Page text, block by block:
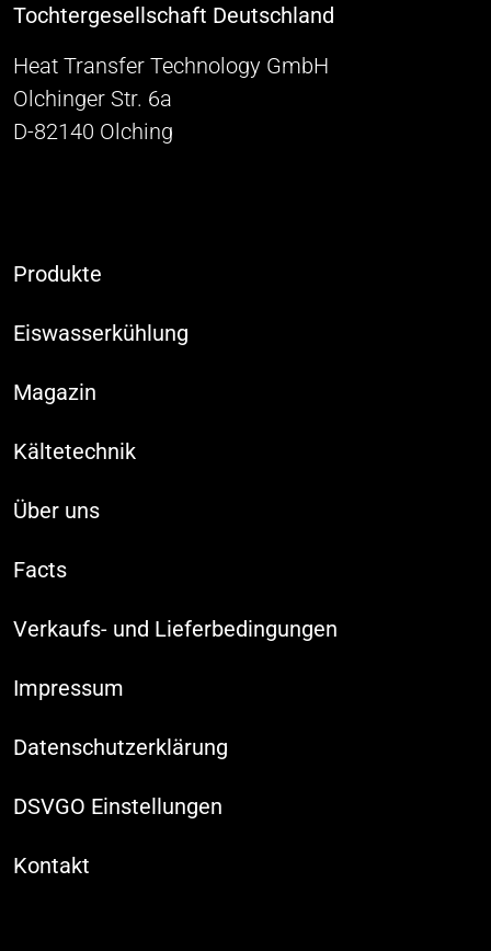
Tochtergesellschaft Deutschland
Heat Transfer Technology GmbH
Olchinger Str. 6a
D-82140 Olching
Produkte
Eiswasserkühlung
Magazin
Kältetechnik
Über uns
Facts
Verkaufs- und Lieferbedingungen
Impressum
Datenschutzerklärung
DSVGO Einstellungen
Kontakt